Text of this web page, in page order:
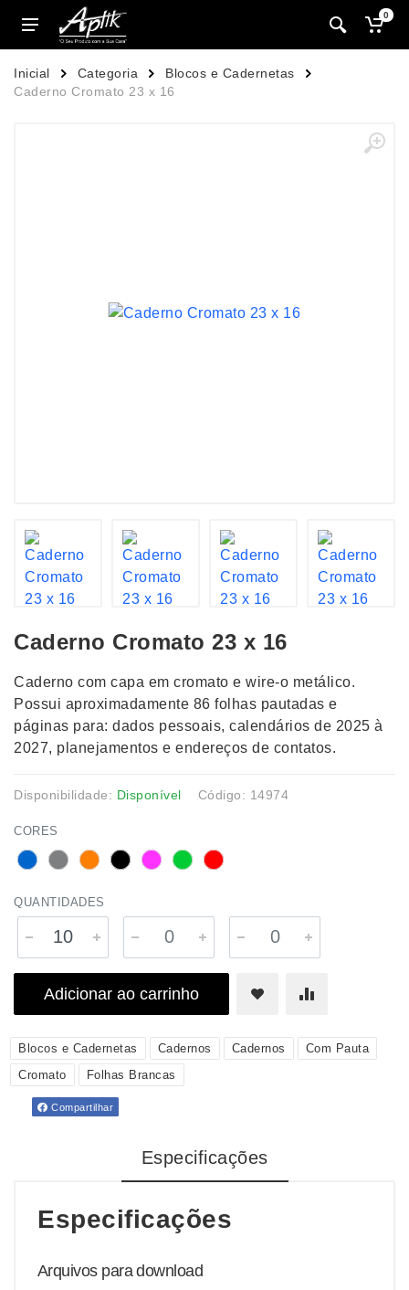
0
Inicial Categoria
Blocos e Cadernetas
Caderno Cromato 23 x 16
Caderno Cromato 23 x 16
Caderno com capa em cromato e wire-o metálico.
Possui aproximadamente 86 folhas pautadas e
páginas para: dados pessoais, calendários de 2025 à
2027, planejamentos e endereços de contatos.
Disponibilidade: Disponível Código: 14974
CORES
QUANTIDADES
Adicionar ao carrinho
Blocos e Cadernetas Cadernos Cadernos
Com Pauta
Cromato
Folhas Brancas
Compartilhar
Especificações
Especificações
Arquivos para download